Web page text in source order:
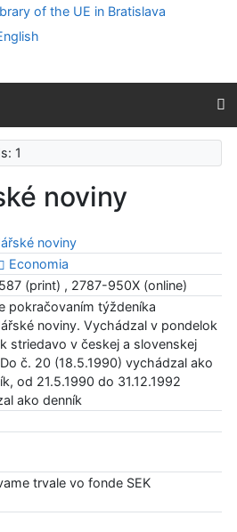
1
noviny
noviny
Economia
(print) , 2787-950X (online)
pokračovaním týždeníka
noviny. Vychádzal v pondelok
striedavo v českej a slovenskej
č. 20 (18.5.1990) vychádzal ako
od 21.5.1990 do 31.12.1992
ako denník
trvale vo fonde SEK